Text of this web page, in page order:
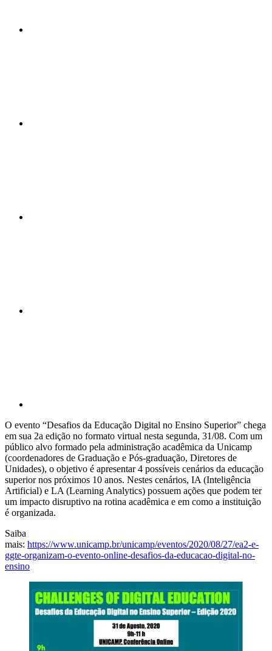
O evento “Desafios da Educação Digital no Ensino Superior” chega
em sua 2a edição no formato virtual nesta segunda, 31/08. Com um
público alvo formado pela administração acadêmica da Unicamp
(coordenadores de Graduação e Pós-graduação, Diretores de
Unidades), o objetivo é apresentar 4 possíveis cenários da educação
superior nos próximos 10 anos. Nestes cenários, IA (Inteligência
Artificial) e LA (Learning Analytics) possuem ações que podem ter
um impacto disruptivo na rotina acadêmica e em como a instituição
é organizada.
Saiba
mais: https://www.unicamp.br/unicamp/eventos/2020/08/27/ea2-e-
ggte-organizam-o-evento-online-desafios-da-educacao-digital-no-
ensino